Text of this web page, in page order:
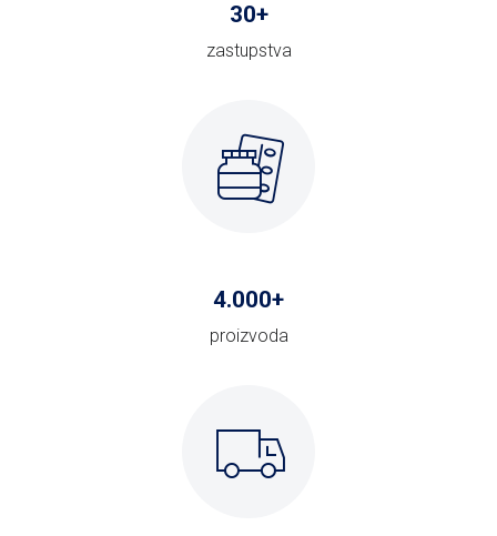
30+
zastupstva
4.000+
proizvoda